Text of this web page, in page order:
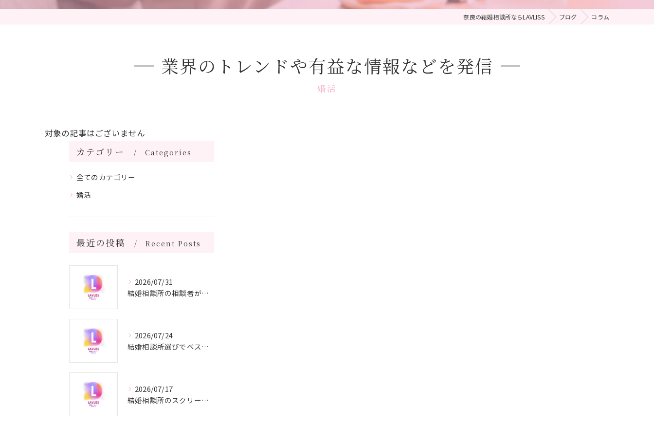
奈良の結婚相談所ならLAVLISS ブログ コラム
業界のトレンドや有益な情報などを発信
婚活
対象の記事はございません
カテゴリー Categories
全てのカテゴリー
婚活
最近の投稿 Recent Posts
2026/07/31
結婚相談所の相談者が安心して相手選びを進めるための不安解消ガイド
2026/07/24
結婚相談所選びでベストな奈良県吉野郡下市町からの婚活を実現する秘訣と成功へのヒント
2026/07/17
結婚相談所のスクリーニングでやばい人や成婚率を見極める実践ガイド